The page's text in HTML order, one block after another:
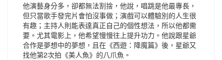
他演藝身分多，卻都無法割捨，他說，唱跳是他最專長，
但只當歌手發完片會怕沒事做；演戲可以體驗別的人生很
有趣；主持人則能表達真正自己的個性想法，所以他都需
要。尤其電影上，他希望慢慢往上提升功力。他說跟星爺
合作是夢想中的夢想，且在《西遊：降魔篇》後，星爺又
找他第2次拍《美人魚》的八爪魚。